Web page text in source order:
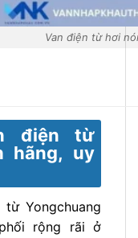
Van điện từ hơi
điện từ
hãng, uy
Yongchuang
rộng rãi ở